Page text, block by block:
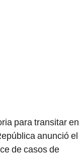
para transitar en
anunció el
de casos de